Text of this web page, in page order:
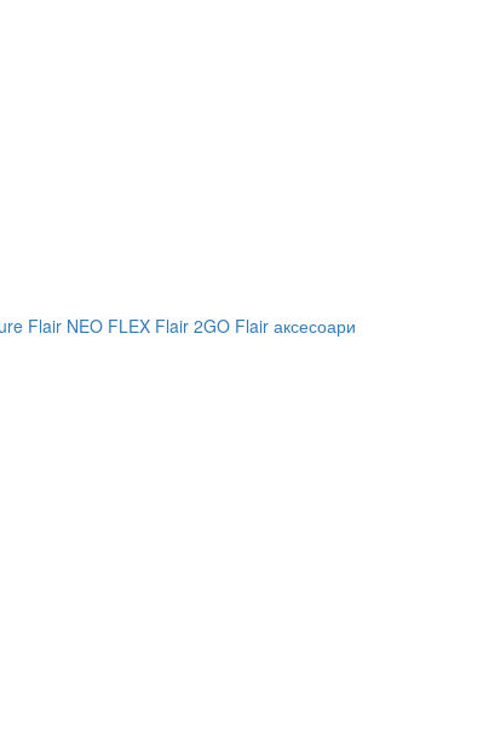
Flair NEO FLEX Flair 2GO Flair аксесоари